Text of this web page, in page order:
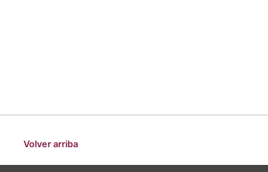
Volver arriba